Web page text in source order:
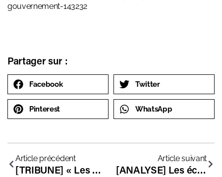
gouvernement-143232
Partager sur :
Facebook Twitter
Pinterest WhatsApp
Article précédent
[TRIBUNE] « Les écoles libres hors contrat : précieuses et menacées, même dans la France de 2018 ! »
Article suivant
[ANALYSE] Les écoles hors contrat, coupables de mieux réussir que l’Etat ?